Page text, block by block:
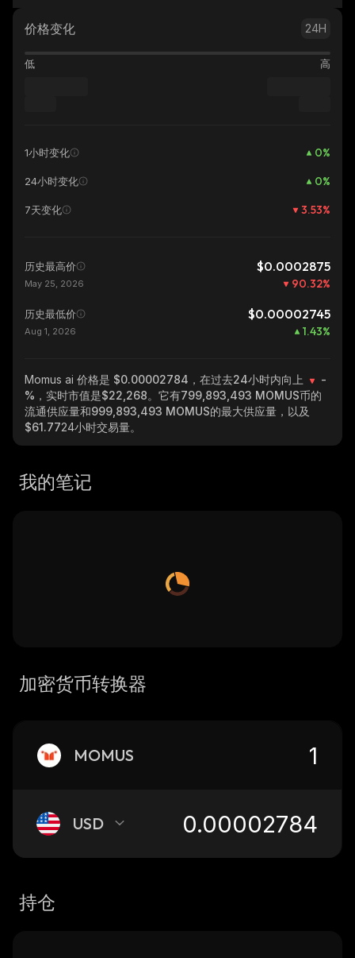
价格变化 24H
低 高
1小时变化 0%
24小时变化 0%
7天变化 3.53%
历史最高价 $0.0002875
May 25, 2026 90.32%
历史最低价 $0.00002745
Aug 1, 2026 1.43%
Momus ai 价格是 $0.00002784，在过去24小时内向上
-
% ，实时市值是$22,268。它有799,893,493 MOMUS币的
流通供应量和999,893,493 MOMUS的最大供应量，以及
$61.7724小时交易量。
我的笔记
加密货币转换器
MOMUS
USD
持仓